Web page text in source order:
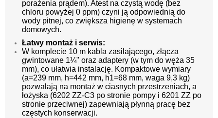
porażenia prądem). Atest na czystą wodę (bez
chloru powyżej 0 ppm) czyni ją odpowiednią do
wody pitnej, co zwiększa higienę w systemach
domowych.
Łatwy montaż i serwis:
W komplecie 10 m kabla zasilającego, złącza
gwintowane 1¼" oraz adaptery (w tym do węża 35
mm), co ułatwia instalację. Kompaktowe wymiary
(a=239 mm, h=442 mm, h1=68 mm, waga 9,3 kg)
pozwalają na montaż w ciasnych przestrzeniach, a
łożyska (6202 ZZ-C3 po stronie pompy i 6201 ZZ po
stronie przeciwnej) zapewniają płynną pracę bez
częstych konserwacji.